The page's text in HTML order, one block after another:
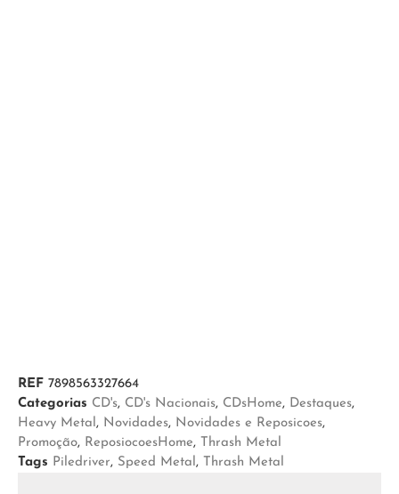
REF 7898563327664
Categorias CD's, CD's Nacionais, CDsHome, Destaques,
Heavy Metal, Novidades, Novidades e Reposicoes,
Promoção, ReposiocoesHome, Thrash Metal
Tags Piledriver, Speed Metal, Thrash Metal